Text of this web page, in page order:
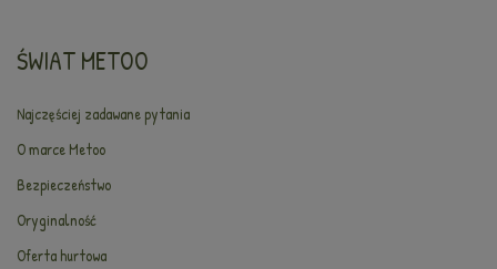
ŚWIAT METOO
Najczęściej zadawane pytania
O marce Metoo
Bezpieczeństwo
Oryginalność
Oferta hurtowa